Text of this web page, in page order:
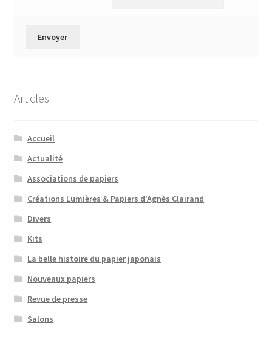
Articles
Accueil
Actualité
Associations de papiers
Créations Lumières & Papiers d'Agnès Clairand
Divers
Kits
La belle histoire du papier japonais
Nouveaux papiers
Revue de presse
Salons